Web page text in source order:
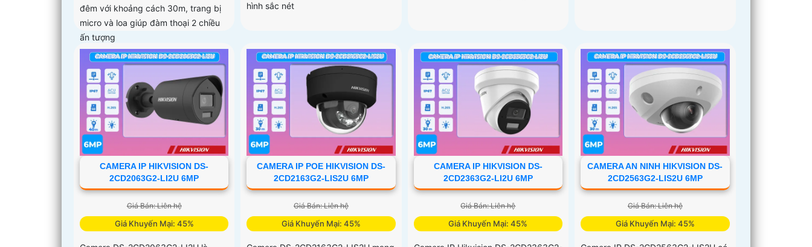
đêm với khoảng cách 30m, trang bị
micro và loa giúp đàm thoại 2 chiều
ấn tượng
hình sắc nét
CAMERA IP HIKVISION DS-
2CD2063G2-LI2U 6MP
Giá Bán: Liên hệ
Giá Khuyến Mại: 45%
CAMERA IP POE HIKVISION DS-
2CD2163G2-LIS2U 6MP
Giá Bán: Liên hệ
Giá Khuyến Mại: 45%
CAMERA IP HIKVISION DS-
2CD2363G2-LI2U 6MP
Giá Bán: Liên hệ
Giá Khuyến Mại: 45%
CAMERA AN NINH HIKVISION DS-
2CD2563G2-LIS2U 6MP
Giá Bán: Liên hệ
Giá Khuyến Mại: 45%